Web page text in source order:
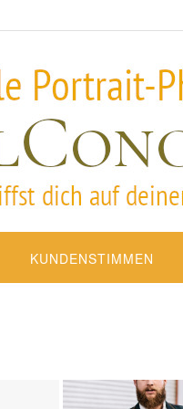
KUNDENSTIMMEN